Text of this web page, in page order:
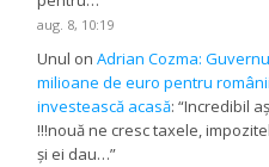
aug. 8, 10:19
Unul onAdrian Cozma:
milioane de euro pentru
investească acasă: “Incredibil
!!!nouă ne cresc taxele,
și ei dau…”